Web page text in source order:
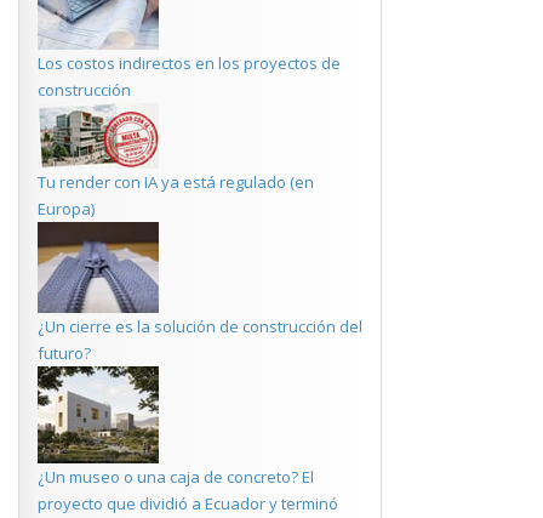
Los costos indirectos en los proyectos de
construcción
Tu render con IA ya está regulado (en
Europa)
¿Un cierre es la solución de construcción del
futuro?
¿Un museo o una caja de concreto? El
proyecto que dividió a Ecuador y terminó